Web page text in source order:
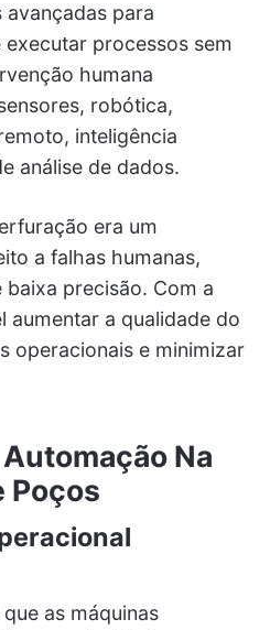
para
processos sem
humana
robótica,
inteligência
análise de dados.
era um
a falhas humanas,
precisão. Com a
aumentar a qualidade do
operacionais e minimizar
Na
Poços
as máquinas